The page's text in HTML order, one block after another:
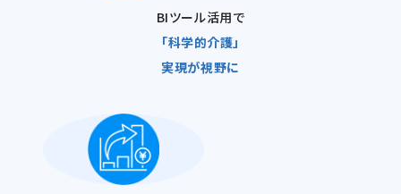
BIツール活用で
「科学的介護」
実現が視野に